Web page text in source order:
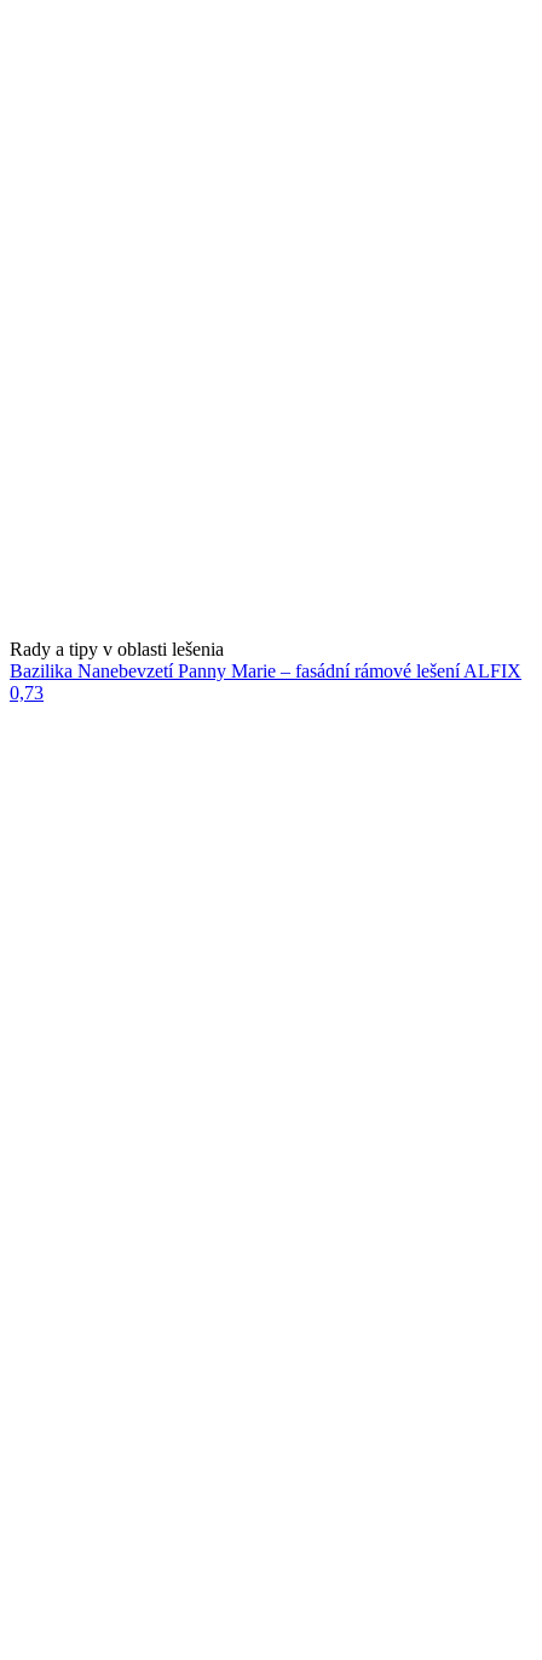
Rady a tipy v oblasti lešenia
Bazilika Nanebevzetí Panny Marie – fasádní rámové lešení ALFIX
0,73